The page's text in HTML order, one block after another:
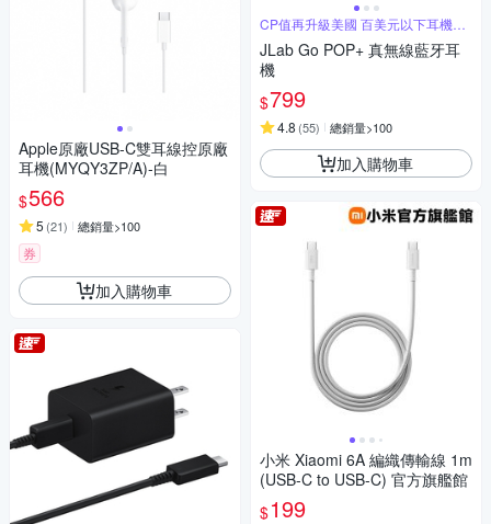
Apple原廠USB-C雙耳線控原廠
耳機(MYQY3ZP/A)-白
$566
5 (21) 總銷量>100
券
加入購物車
CP值再升級美國 百美元以下耳機銷
售冠軍
JLab Go POP+ 真無線藍牙耳
機
$799
4.8 (55) 總銷量>100
加入購物車
小米 Xiaomi 6A 編織傳輸線 1m
(USB-C to USB-C) 官方旗艦館
$199